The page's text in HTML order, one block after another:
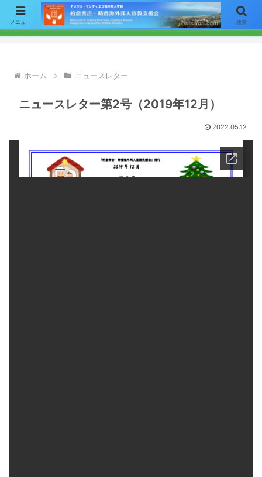
【お知らせ】ニュースレターのメールによる配信をご希望の方はここをク
リックして「お問い合わせ」フォームからアドレスをご連絡下さい。
ホーム ニュースレター
ニュースレター第2号（2019年12月）
2022.05.12
メニュー 検索